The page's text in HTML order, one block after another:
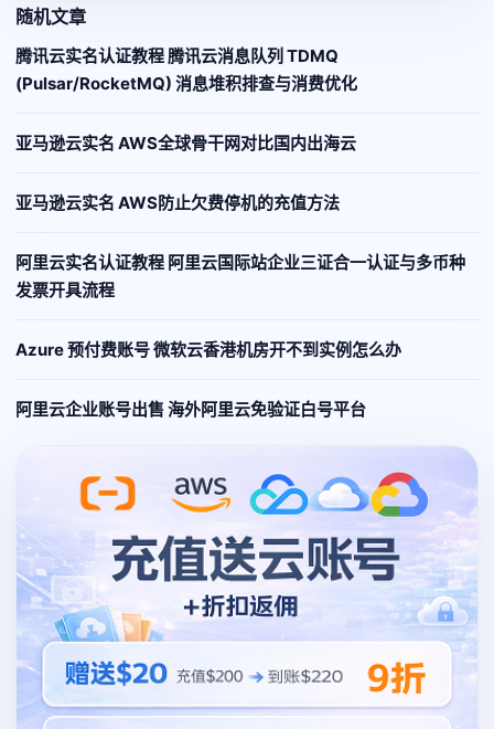
随机文章
腾讯云实名认证教程 腾讯云消息队列 TDMQ
(Pulsar/RocketMQ) 消息堆积排查与消费优化
亚马逊云实名 AWS全球骨干网对比国内出海云
亚马逊云实名 AWS防止欠费停机的充值方法
阿里云实名认证教程 阿里云国际站企业三证合一认证与多币种
发票开具流程
Azure 预付费账号 微软云香港机房开不到实例怎么办
阿里云企业账号出售 海外阿里云免验证白号平台